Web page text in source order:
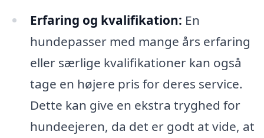
Erfaring og kvalifikation: En
hundepasser med mange års erfaring
eller særlige kvalifikationer kan også
tage en højere pris for deres service.
Dette kan give en ekstra tryghed for
hundeejeren, da det er godt at vide, at